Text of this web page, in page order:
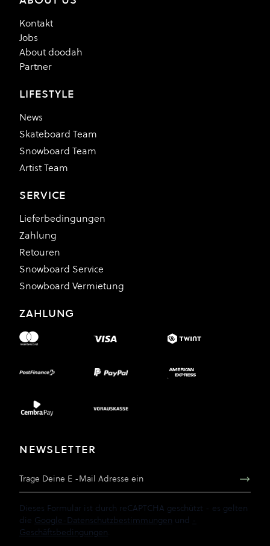
Kontakt
Jobs
About doodah
Partner
LIFESTYLE
News
Skateboard Team
Snowboard Team
Artist Team
SERVICE
Lieferbedingungen
Zahlung
Retouren
Snowboard Service
Snowboard Vermietung
ZAHLUNG
NEWSLETTER
Dieses Formular ist durch reCAPTCHA geschützt - es gelten
die Google-Datenschutzbestimmungen und -
Geschäftsbedingungen.